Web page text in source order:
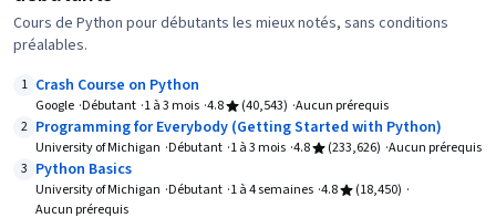
Cours de Python pour débutants les mieux notés, sans conditions
préalables.
1 Crash Course on Python
Google Débutant 1 à 3 mois 4.8 (40,543) Aucun prérequis
2 Programming for Everybody (Getting Started with Python)
University of Michigan Débutant 1 à 3 mois 4.8 (233,626) Aucun prérequis
3 Python Basics
University of Michigan Débutant 1 à 4 semaines 4.8
(18,450)
Aucun prérequis